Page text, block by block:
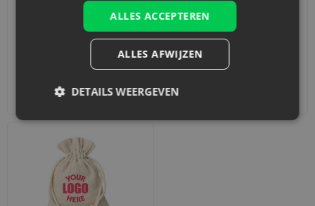
Accessoires en decoraties
ALLES ACCEPTEREN
ALLES AFWIJZEN
DETAILS WEERGEVEN